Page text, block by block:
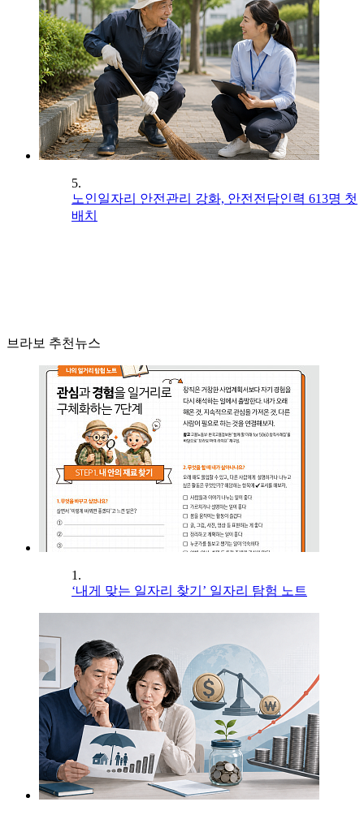
5.
노인일자리 안전관리 강화, 안전전담인력 613명 첫
배치
브라보 추천뉴스
1.
‘내게 맞는 일자리 찾기’ 일자리 탐험 노트